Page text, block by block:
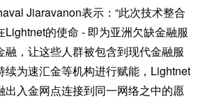
Jiaravanon表示：“此次技术整合
Lightnet的使命 - 即为亚洲欠缺金融服
融，让这些人群被包含到现代金融服
续为速汇金等机构进行赋能，Lightnet
出入金网点连接到同一网络之中的愿